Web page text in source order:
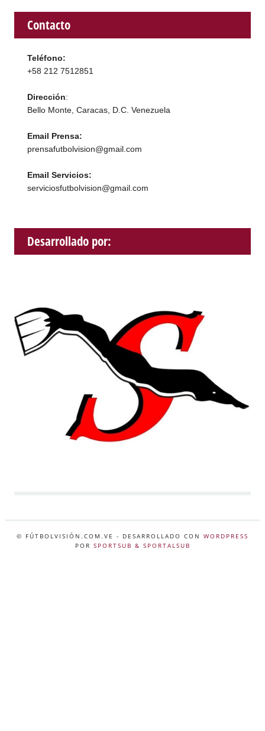
Contacto
Teléfono:
+58 212 7512851
Dirección:
Bello Monte, Caracas, D.C. Venezuela
Email Prensa:
prensafutbolvision@gmail.com
Email Servicios:
serviciosfutbolvision@gmail.com
Desarrollado por:
© FÚTBOLVISIÓN.COM.VE - DESARROLLADO CON WORDPRESS
POR SPORTSUB & SPORTALSUB